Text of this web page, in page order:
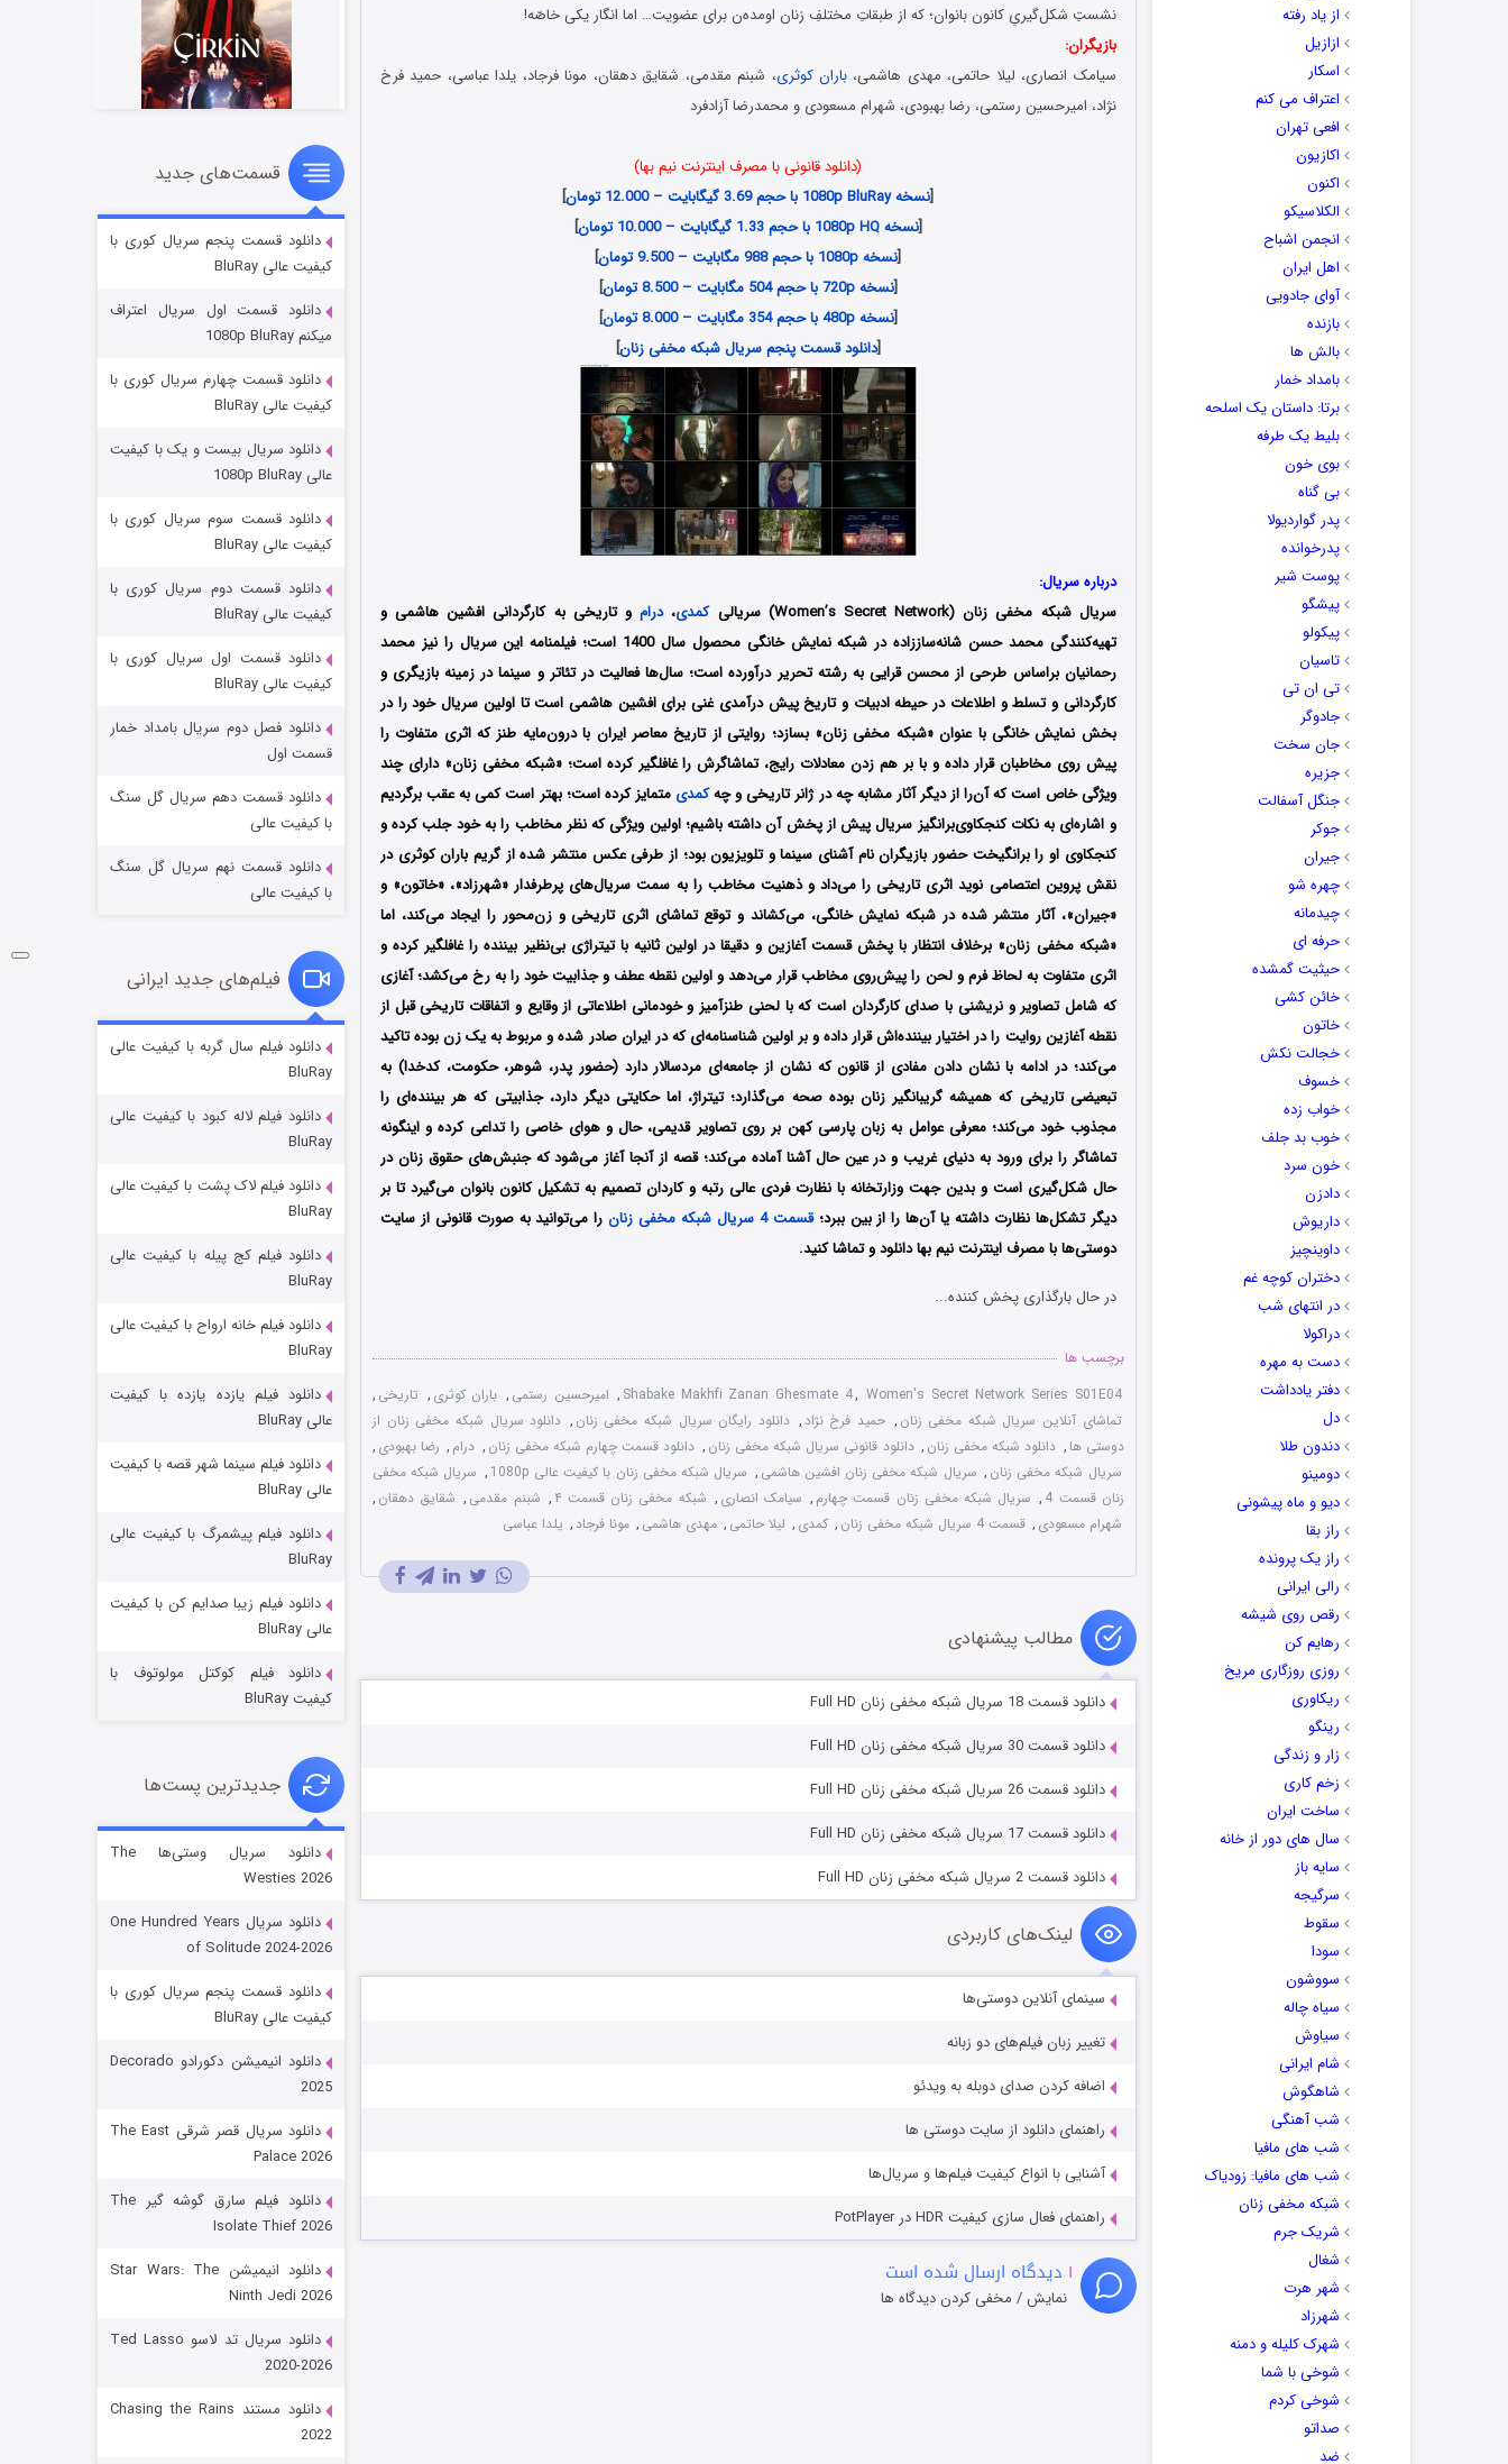
از یاد رفته
ازازیل
اسکار
اعتراف می کنم
افعی تهران
اکازیون
اکنون
الکلاسیکو
انجمن اشباح
اهل ایران
آوای جادویی
بازنده
بالش ها
بامداد خمار
برتا: داستان یک اسلحه
بلیط یک‌‌ طرفه
بوی خون
بی گناه
پدر گواردیولا
پدرخوانده
پوست شیر
پیشگو
پیکولو
تاسیان
تی ان تی
جادوگر
جان سخت
جزیره
جنگل آسفالت
جوکر
جیران
چهره شو
چیدمانه
حرفه ای
حیثیت گمشده
خائن کشی
خاتون
خجالت نکش
خسوف
خواب زده
خوب بد جلف
خون سرد
دادزن
داریوش
داوینچیز
دختران کوچه غم
در انتهای شب
دراکولا
دست به مهره
دفتر یادداشت
دل
دندون طلا
دومینو
دیو و ماه پیشونی
راز بقا
راز یک پرونده
رالی ایرانی
رقص روی شیشه
رهایم کن
روزی روزگاری مریخ
ریکاوری
رینگو
زار و زندگی
زخم کاری
ساخت ایران
سال های دور از خانه
سایه باز
سرگیجه
سقوط
سودا
سووشون
سیاه چاله
سیاوش
شام ایرانی
شاهگوش
شب آهنگی
شب های مافیا
شب های مافیا: زودیاک
شبکه مخفی زنان
شریک جرم
شغال
شهر هرت
شهرزاد
شهرک کلیله و دمنه
شوخی با شما
شوخی کردم
صداتو
ضد
نشستِ شکل‌گیریِ کانون بانوان؛ که از طبقاتِ مختلفِ زنان اومده‌ن برای عضویت… اما انگار یکی خاصّه!
بازیگران:
سیامک انصاری، لیلا حاتمی، مهدی هاشمی،باران کوثری، شبنم مقدمی، شقایق دهقان، مونا فرجاد، یلدا عباسی، حمید فرخ
نژاد، امیرحسین رستمی، رضا بهبودی، شهرام مسعودی و محمدرضا آزادفرد
(دانلود قانونی با مصرف اینترنت نیم بها)
[نسخه 1080p BluRay با حجم 3.69 گیگابایت – 12.000 تومان
]
[نسخه 1080p HQ با حجم 1.33 گیگابایت – 10.000 تومان
]
[نسخه 1080p با حجم 988 مگابایت – 9.500 تومان
]
[نسخه 720p با حجم 504 مگابایت – 8.500 تومان
]
[نسخه 480p با حجم 354 مگابایت – 8.000 تومان
]
[دانلود قسمت پنجم سریال شبکه مخفی زنان]
درباره سریال:
سریال شبکه مخفی زنان (Women’s Secret Network) سریالی
کمدی،درامو تاریخی به کارگردانی افشین هاشمی و
تهیه‌کنندگی محمد حسن شانه‌ساززاده در شبکه نمایش خانگی محصول سال 1400 است؛ فیلمنامه این سریال را نیز
محمد
رحمانیان براساس طرحی از محسن قرایی به رشته تحریر درآورده‌ است؛ سال‌ها فعالیت در تئاتر و سینما در زمینه بازیگری و
کارگردانی و تسلط و اطلاعات در حیطه ادبیات و تاریخ پیش درآمدی غنی برای افشین هاشمی است تا اولین سریال خود را در
بخش نمایش خانگی با عنوان «شبکه مخفی زنان» بسازد؛ روایتی از تاریخ معاصر ایران با درون‌مایه طنز که اثری متفاوت را
پیش روی مخاطبان قرار داده و با بر هم زدن معادلات رایج، تماشاگرش را غافلگیر کرده است؛ «شبکه مخفی زنان» دارای چند
ویژگی خاص است که آن‌را از دیگر آثار مشابه چه در ژانر تاریخی و چهکمدی متمایز کرده است؛ بهتر است کمی به عقب برگردیم
و اشاره‌ای به نکات کنجکاوی‌برانگیز سریال پیش از پخش آن داشته باشیم؛ اولین ویژگی که نظر مخاطب را به خود جلب کرده و
کنجکاوی او را برانگیخت حضور بازیگران نام آشنای سینما و تلویزیون بود؛ از طرفی عکس منتشر شده از گریم باران کوثری در
نقش پروین اعتصامی نوید اثری تاریخی را می‌داد و ذهنیت مخاطب را به سمت سریال‌های پرطرفدار «شهرزاد»، «خاتون» و
«جیران»، آثار منتشر شده در شبکه نمایش خانگی، می‌کشاند و توقع تماشای اثری تاریخی و زن‌محور را ایجاد می‌کند، اما
«شبکه مخفی زنان» برخلاف انتظار با پخش قسمت آغازین و دقیقا در اولین ثانیه با تیتراژی بی‌نظیر بیننده را غافلگیر کرده و
اثری متفاوت به لحاظ فرم و لحن را پیش‌روی مخاطب قرار می‌دهد و اولین نقطه عطف و جذابیت خود را به رخ می‌کشد؛ آغازی
که شامل تصاویر و نریشنی با صدای کارگردان است که با لحنی طنزآمیز و خودمانی اطلاعاتی از وقایع و اتفاقات تاریخی قبل از
نقطه آغازین روایت را در اختیار بیننده‌اش قرار داده و بر اولین شناسنامه‌ای که در ایران صادر شده و مربوط به یک زن بوده تاکید
می‌کند؛ در ادامه با نشان دادن مفادی از قانون که نشان از جامعه‌ای مردسالار دارد (حضور پدر، شوهر، حکومت، کدخدا) به
تبعیضی تاریخی که همیشه گریبانگیر زنان بوده صحه می‌گذارد؛ تیتراژ، اما حکایتی دیگر دارد، جذابیتی که هر بیننده‌ای را
مجذوب خود می‌کند؛ معرفی عوامل به زبان پارسی کهن بر روی تصاویر قدیمی، حال و هوای خاصی را تداعی کرده و اینگونه
تماشاگر را برای ورود به دنیای غریب و در عین حال آشنا آماده می‌کند؛ قصه از آنجا آغاز می‌شود که جنبش‌های حقوق زنان در
حال شکل‌گیری است و بدین جهت وزارتخانه با نظارت فردی عالی رتبه و کاردان تصمیم به تشکیل کانون بانوان می‌گیرد تا بر
دیگر تشکل‌ها نظارت داشته یا آن‌ها را از بین ببرد؛قسمت 4 سریال شبکه مخفی زنان
را می‌توانید به صورت قانونی از سایت
دوستی‌ها با مصرف اینترنت نیم بها دانلود و تماشا کنید.
در حال بارگذاری پخش کننده...
برچسب ها
Shabake Makhfi Zanan Ghesmate 4, Women's Secret Network Series S01E04
, امیرحسین رستمی , باران کوثری , تاریخی ,
تماشای آنلاین سریال شبکه مخفی زنان , حمید فرخ نژاد , دانلود رایگان سریال شبکه مخفی زنان , دانلود سریال شبکه مخفی زنان از
دوستی ها , دانلود شبکه مخفی زنان , دانلود قانونی سریال شبکه مخفی زنان , دانلود قسمت چهارم شبکه مخفی زنان , درام , رضا بهبودی ,
سریال شبکه مخفی زنان , سریال شبکه مخفی زنان افشین هاشمی , سریال شبکه مخفی زنان با کیفیت عالی 1080p , سریال شبکه مخفی
زنان قسمت 4
, سریال شبکه مخفی زنان قسمت چهارم , سیامک انصاری , شبکه مخفی زنان قسمت ۴ , شبنم مقدمی , شقایق دهقان ,
شهرام مسعودی , قسمت 4 سریال شبکه مخفی زنان , کمدی , لیلا حاتمی , مهدی هاشمی , مونا فرجاد , یلدا عباسی
مطالب پیشنهادی
دانلود قسمت 18 سریال شبکه مخفی زنان Full HD
دانلود قسمت 30 سریال شبکه مخفی زنان Full HD
دانلود قسمت 26 سریال شبکه مخفی زنان Full HD
دانلود قسمت 17 سریال شبکه مخفی زنان Full HD
دانلود قسمت 2 سریال شبکه مخفی زنان Full HD
لینک‌های کاربردی
سینمای آنلاین دوستی‌ها
تغییر زبان فیلم‌های دو زبانه
اضافه کردن صدای دوبله به ویدئو
راهنمای دانلود از سایت دوستی ها
آشنایی با انواع کیفیت فیلم‌ها و سریال‌ها
راهنمای فعال سازی کیفیت HDR در PotPlayer
۱ دیدگاه ارسال شده است
نمایش / مخفی کردن دیدگاه ها
سریال زشت
قسمت۲ (زیرنویس) منتشر شد
مردگان متحرک: شهر مرده ۳
شکست استوارت در نجات جهان
قسمت ۷ (زیرنویس) منتشر شد
شوگر فصل ۲
قسمت
خاندان اژدها فصل ۳
جادوگری در مغولستان
قسمت۶ (زیرنویس)
رویایی برای تو
قسمت ۱۵ (دوبله)
قسمت‌های جدید
دانلود قسمت پنجم سریال کوری با
کیفیت عالی BluRay
دانلود قسمت اول سریال اعتراف
میکنم 1080p BluRay
دانلود قسمت چهارم سریال کوری با
کیفیت عالی BluRay
دانلود سریال بیست و یک با کیفیت
عالی 1080p BluRay
دانلود قسمت سوم سریال کوری با
کیفیت عالی BluRay
دانلود قسمت دوم سریال کوری با
کیفیت عالی BluRay
دانلود قسمت اول سریال کوری با
کیفیت عالی BluRay
دانلود فصل دوم سریال بامداد خمار
قسمت اول
دانلود قسمت دهم سریال گل سنگ
با کیفیت عالی
دانلود قسمت نهم سریال گل سنگ
با کیفیت عالی
فیلم‌های جدید ایرانی
دانلود فیلم سال گربه با کیفیت عالی
BluRay
دانلود فیلم لاله کبود با کیفیت عالی
BluRay
دانلود فیلم لاک پشت با کیفیت عالی
BluRay
دانلود فیلم کج‌ پیله با کیفیت عالی
BluRay
دانلود فیلم خانه ارواح با کیفیت عالی
BluRay
دانلود فیلم یازده یازده با کیفیت
عالی BluRay
دانلود فیلم سینما شهر قصه با کیفیت
عالی BluRay
دانلود فیلم پیشمرگ با کیفیت عالی
BluRay
دانلود فیلم زیبا صدایم کن با کیفیت
عالی BluRay
دانلود فیلم کوکتل مولوتوف با
کیفیت BluRay
جدیدترین پست‌ها
دانلود سریال وستی‌ها The
Westies 2026
دانلود سریال One Hundred Years
of Solitude 2024-2026
دانلود قسمت پنجم سریال کوری با
کیفیت عالی BluRay
دانلود انیمیشن دکورادو Decorado
2025
دانلود سریال قصر شرقی The East
Palace 2026
دانلود فیلم سارق گوشه گیر The
Isolate Thief 2026
دانلود انیمیشن Star Wars: The
Ninth Jedi 2026
دانلود سریال تد لاسو Ted Lasso
2020-2026
دانلود مستند Chasing the Rains
2022